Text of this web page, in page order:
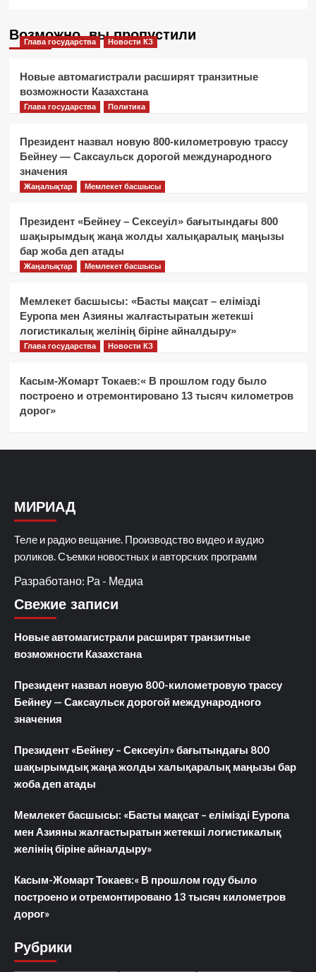
Возможно, вы пропустили
Глава государства Новости КЗ
Новые автомагистрали расширят транзитные
возможности Казахстана
Глава государства Политика
Президент назвал новую 800-километровую трассу
Бейнеу — Саксаульск дорогой международного
значения
Жаңалықтар Мемлекет басшысы
Президент «Бейнеу – Сексеуіл» бағытындағы 800
шақырымдық жаңа жолды халықаралық маңызы
бар жоба деп атады
Жаңалықтар Мемлекет басшысы
Мемлекет басшысы: «Басты мақсат – елімізді
Еуропа мен Азияны жалғастыратын жетекші
логистикалық желінің біріне айналдыру»
Глава государства Новости КЗ
Касым-Жомарт Токаев:« В прошлом году было
построено и отремонтировано 13 тысяч километров
дорог»
МИРИАД
Теле и радио вещание. Производство видео и аудио
роликов. Съемки новостных и авторских программ
Разработано: Ра - Медиа
Свежие записи
Новые автомагистрали расширят транзитные
возможности Казахстана
Президент назвал новую 800-километровую трассу
Бейнеу — Саксаульск дорогой международного
значения
Президент «Бейнеу – Сексеуіл» бағытындағы 800
шақырымдық жаңа жолды халықаралық маңызы бар
жоба деп атады
Мемлекет басшысы: «Басты мақсат – елімізді Еуропа
мен Азияны жалғастыратын жетекші логистикалық
желінің біріне айналдыру»
Касым-Жомарт Токаев:« В прошлом году было
построено и отремонтировано 13 тысяч километров
дорог»
Рубрики